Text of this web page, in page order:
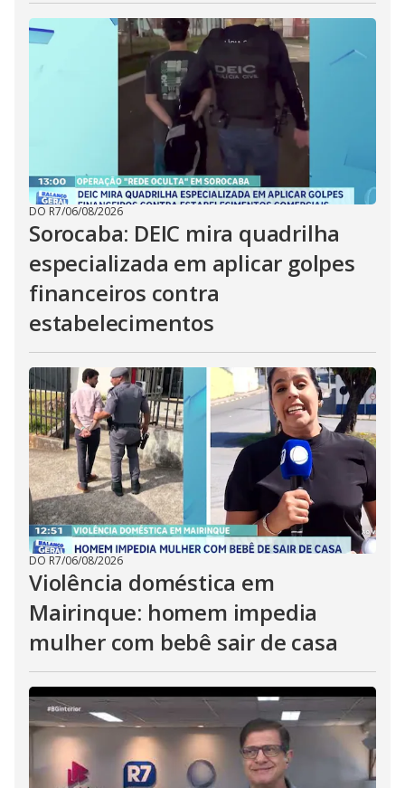
DO R7/06/08/2026
Sorocaba: DEIC mira quadrilha
especializada em aplicar golpes
financeiros contra
estabelecimentos
DO R7/06/08/2026
Violência doméstica em
Mairinque: homem impedia
mulher com bebê sair de casa